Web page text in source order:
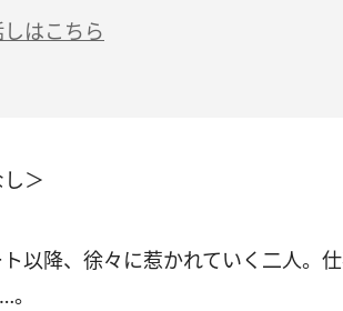
はこちら
＞
以降、徐々に惹かれていく二人。